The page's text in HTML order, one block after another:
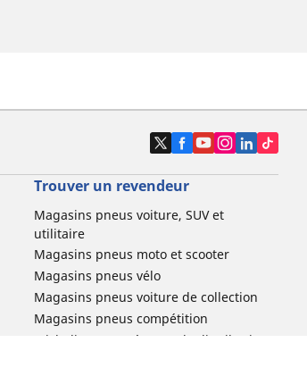
Trouver un revendeur
Magasins pneus voiture, SUV et
utilitaire
Magasins pneus moto et scooter
Magasins pneus vélo
Magasins pneus voiture de collection
Magasins pneus compétition
Michelin et ses réseaux de distribution